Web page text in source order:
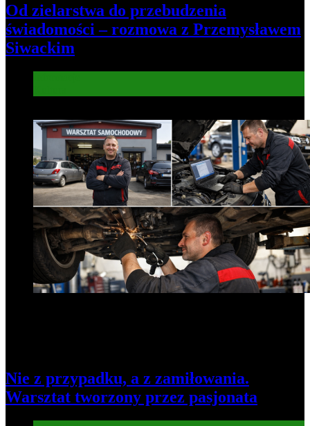
Od zielarstwa do przebudzenia
świadomości – rozmowa z Przemysławem
Siwackim
Nie z przypadku, a z zamiłowania.
Warsztat tworzony przez pasjonata